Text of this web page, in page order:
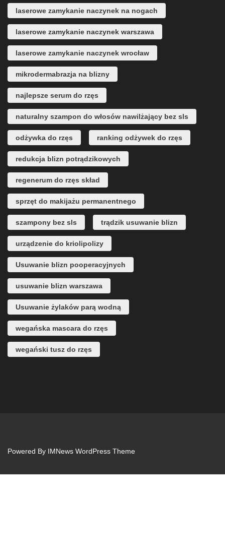
laserowe zamykanie naczynek na nogach
laserowe zamykanie naczynek warszawa
laserowe zamykanie naczynek wrocław
mikrodermabrazja na blizny
najlepsze serum do rzęs
naturalny szampon do włosów nawilżający bez sls
odżywka do rzęs ranking odżywek do rzęs
redukcja blizn potrądzikowych
regenerum do rzęs skład
sprzęt do makijażu permanentnego
szampony bez sls trądzik usuwanie blizn
urządzenie do kriolipolizy
Usuwanie blizn pooperacyjnych
usuwanie blizn warszawa
Usuwanie żylaków parą wodną
wegańska mascara do rzęs
wegański tusz do rzęs
Powered By IMNews WordPress Theme